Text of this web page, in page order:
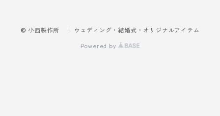
© 小西製作所 ｜ ウェディング・結婚式・オリジナルアイテム
Powered by